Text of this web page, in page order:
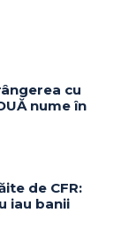
cu
nume în
de CFR:
iau banii